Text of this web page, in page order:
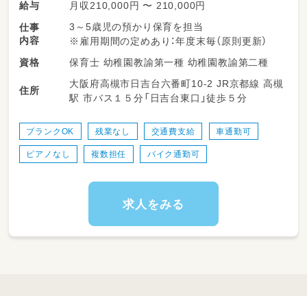
給与 月収210,000円 〜 210,000円
仕事
内容
3～5歳児の預かり保育を担当
※雇用期間の定めあり：年度末毎（原則更新）
資格
保育士 幼稚園教諭第一種 幼稚園教諭第二種
住所
大阪府高槻市日吉台六番町10-2 JR京都線 高槻
駅 市バス１５分「日吉台東口」徒歩５分
ブランクOK 残業なし 交通費支給 車通勤可
ピアノなし 複数担任 バイク通勤可
求人をみる